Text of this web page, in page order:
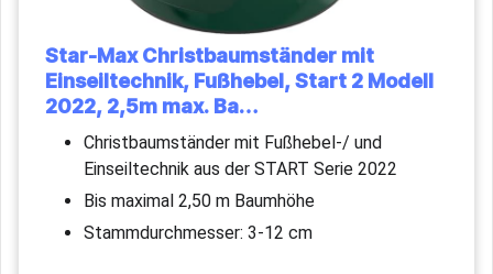
Star-Max Christbaumständer mit
Einseiltechnik, Fußhebel, Start 2 Modell
2022, 2,5m max. Ba…
Christbaumständer mit Fußhebel-/ und
Einseiltechnik aus der START Serie 2022
Bis maximal 2,50 m Baumhöhe
Stammdurchmesser: 3-12 cm